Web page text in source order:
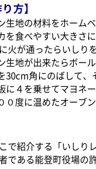
り方】
生地の材料をホーム
を食べやすい大きさ
火が通ったらいしり
生地が出来たらボー
30cm角にのばして、
に４を乗せてマヨネ
０度に温めたオーブ
で紹介する「いしり
である能登町役場の